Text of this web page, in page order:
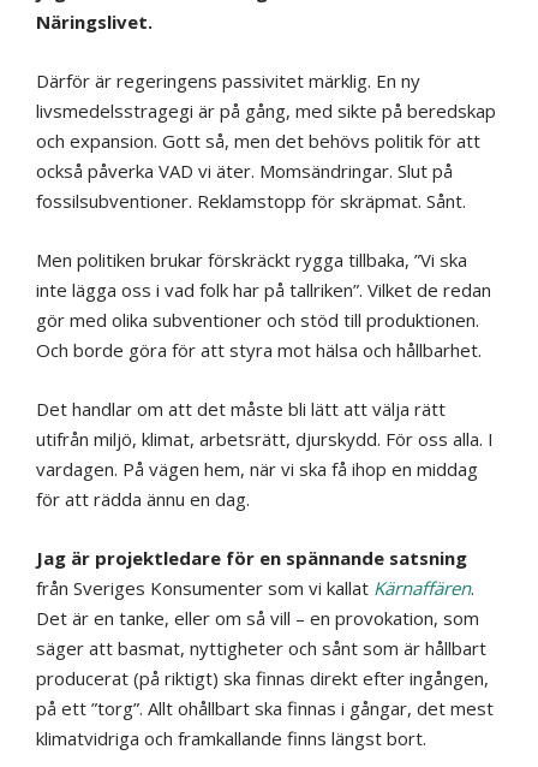
Näringslivet.
Därför är regeringens passivitet märklig. En ny
livsmedelsstragegi är på gång, med sikte på beredskap
och expansion. Gott så, men det behövs politik för att
också påverka VAD vi äter. Momsändringar. Slut på
fossilsubventioner. Reklamstopp för skräpmat. Sånt.
Men politiken brukar förskräckt rygga tillbaka, ”Vi ska
inte lägga oss i vad folk har på tallriken”. Vilket de redan
gör med olika subventioner och stöd till produktionen.
Och borde göra för att styra mot hälsa och hållbarhet.
Det handlar om att det måste bli lätt att välja rätt
utifrån miljö, klimat, arbetsrätt, djurskydd. För oss alla. I
vardagen. På vägen hem, när vi ska få ihop en middag
för att rädda ännu en dag.
Jag är projektledare för en spännande satsning
från Sveriges Konsumenter som vi kallat Kärnaffären.
Det är en tanke, eller om så vill – en provokation, som
säger att basmat, nyttigheter och sånt som är hållbart
producerat (på riktigt) ska finnas direkt efter ingången,
på ett ”torg”. Allt ohållbart ska finnas i gångar, det mest
klimatvidriga och framkallande finns längst bort.